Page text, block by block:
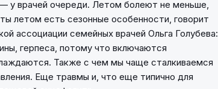
у врачей очереди. Летом болеют не меньше,
летом есть сезонные особенности, говорит
ассоциации семейных врачей Ольга Голубева:
герпеса, потому что включаются
Также с чем мы чаще сталкиваемся
Еще травмы и, что еще типично для